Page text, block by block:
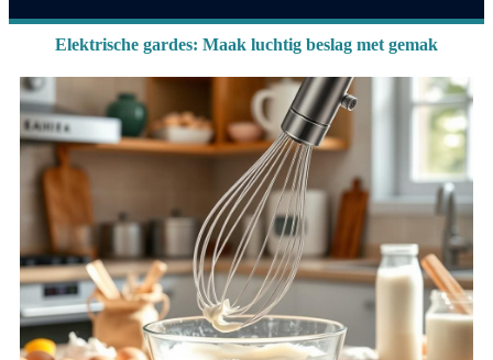
Elektrische gardes: Maak luchtig beslag met gemak